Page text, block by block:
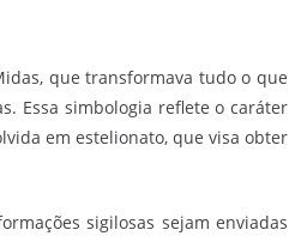
que transformava tudo o que
Essa simbologia reflete o caráter
em estelionato, que visa obter
sigilosas sejam enviadas